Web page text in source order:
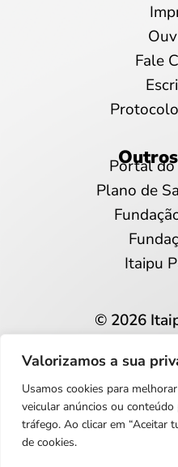
Valorizamos a sua
Usamos cookies para
veicular anúncios ou
tráfego. Ao clicar em “Aceitar
de cookies.
Fale
Portal
Plano de
Itaipu
© 2026
Privacidade e
Português